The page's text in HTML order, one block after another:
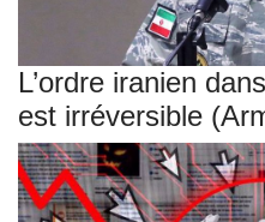
L’ordre iranien
est irréversible